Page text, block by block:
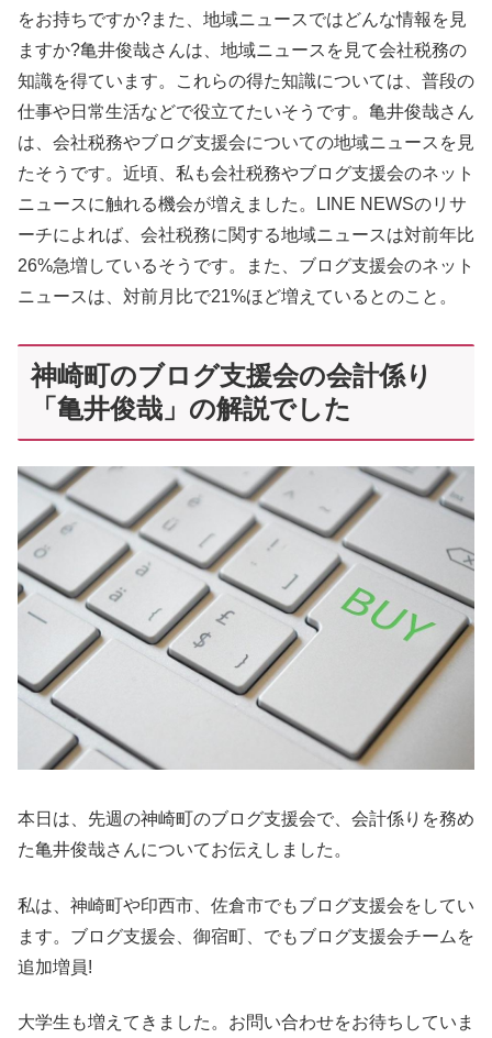
をお持ちですか?また、地域ニュースではどんな情報を見
ますか?亀井俊哉さんは、地域ニュースを見て会社税務の
知識を得ています。これらの得た知識については、普段の
仕事や日常生活などで役立てたいそうです。亀井俊哉さん
は、会社税務やブログ支援会についての地域ニュースを見
たそうです。近頃、私も会社税務やブログ支援会のネット
ニュースに触れる機会が増えました。LINE NEWSのリサ
ーチによれば、会社税務に関する地域ニュースは対前年比
26%急増しているそうです。また、ブログ支援会のネット
ニュースは、対前月比で21%ほど増えているとのこと。
神崎町のブログ支援会の会計係り
「亀井俊哉」の解説でした
本日は、先週の神崎町のブログ支援会で、会計係りを務め
た亀井俊哉さんについてお伝えしました。
私は、神崎町や印西市、佐倉市でもブログ支援会をしてい
ます。ブログ支援会、御宿町、でもブログ支援会チームを
追加増員!
大学生も増えてきました。お問い合わせをお待ちしていま